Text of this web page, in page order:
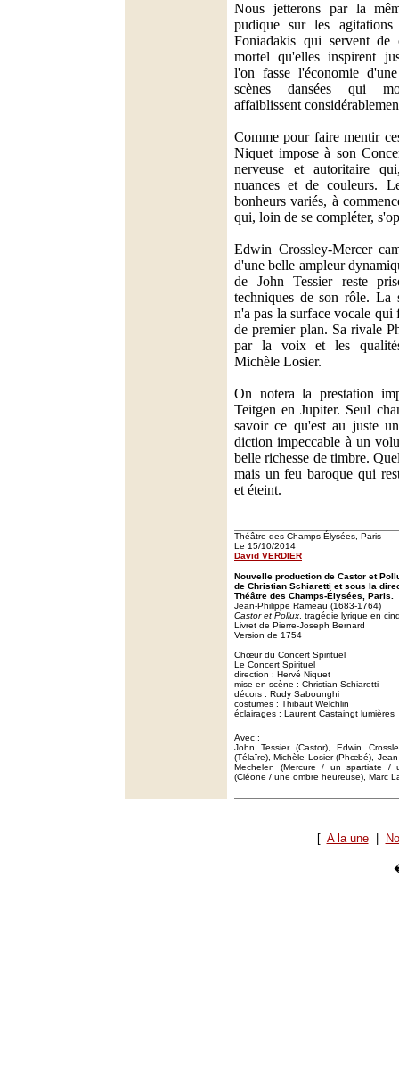
Nous jetterons par la
pudique sur les agitations
Foniadakis qui servent de
mortel qu'elles inspirent
l'on fasse l'économie
scènes dansées qui
affaiblissent
Comme pour faire mentir
Niquet impose à son
nerveuse et autoritaire
nuances et de couleurs.
bonheurs variés, à
qui, loin de se compléter,
Edwin Crossley-Mercer
d'une belle ampleur
de John Tessier reste
techniques de son rôle. La
n'a pas la surface vocale
de premier plan. Sa rivale
par la voix et les
Michèle Losier.
On notera la prestation
Teitgen en Jupiter. Seul
savoir ce qu'est au juste
diction impeccable à un
belle richesse de timbre.
mais un feu baroque qui
et éteint.
Théâtre des Champs-Élysées, Paris
Le 15/10/2014
David VERDIER
Nouvelle production de Castor et
de Christian Schiaretti et sous la
Théâtre des Champs-Élysées, Paris.
Jean-Philippe Rameau (1683-1764)
Castor et Pollux , tragédie lyrique en
Livret de Pierre-Joseph Bernard
Version de 1754
Chœur du Concert Spirituel
Le Concert Spirituel
direction : Hervé Niquet
mise en scène : Christian Schiaretti
décors : Rudy Sabounghi
costumes : Thibaut Welchlin
éclairages : Laurent Castaingt lumières
Avec :
John Tessier (Castor), Edwin
(Télaïre), Michèle Losier (Phœbé),
Mechelen (Mercure / un spartiate /
(Cléone / une ombre heureuse), Marc
[ A la une|